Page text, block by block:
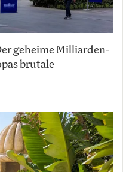
geheime Milliarden-
brutale